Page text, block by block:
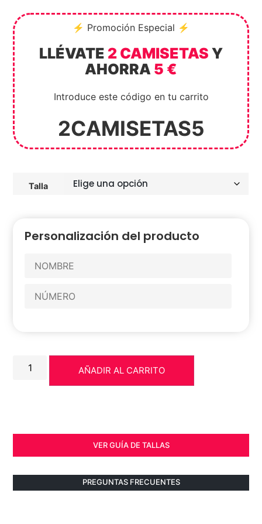
⚡ Promoción Especial ⚡
LLÉVATE 2 CAMISETAS Y
AHORRA 5 €
Introduce este código en tu carrito
2CAMISETAS5
Talla
Personalización del producto
AÑADIR AL CARRITO
VER GUÍA DE TALLAS
PREGUNTAS FRECUENTES